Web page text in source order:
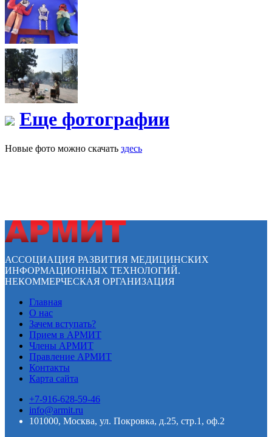
Еще фотографии
Новые фото можно скачать здесь
АССОЦИАЦИЯ РАЗВИТИЯ МЕДИЦИНСКИХ
ИНФОРМАЦИОННЫХ ТЕХНОЛОГИЙ.
НЕКОММЕРЧЕСКАЯ ОРГАНИЗАЦИЯ
Главная
О нас
Зачем вступать?
Прием в АРМИТ
Члены АРМИТ
Правление АРМИТ
Контакты
Карта сайта
+7-916-628-59-46
info@armit.ru
101000, Москва, ул. Покровка, д.25, стр.1, оф.2